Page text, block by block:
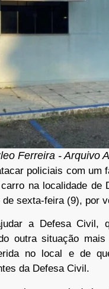
Ferreira - Arquivo
policiais com um
na localidade de
sexta-feira (9), por
a Defesa Civil,
outra situação
no local e de
da Defesa Civil.